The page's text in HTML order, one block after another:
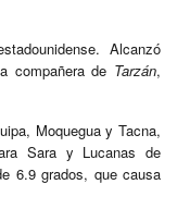
Alcanzó
compañera de Tarzán,
Moquegua y Tacna,
Sara y Lucanas de
6.9 grados, que causa